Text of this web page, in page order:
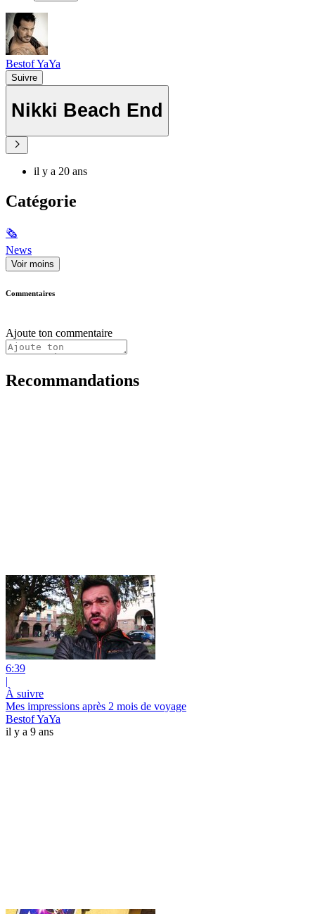
Bestof YaYa
Suivre
Nikki Beach End
il y a 20 ans
Catégorie
🗞
News
Voir moins
Commentaires
Ajoute ton commentaire
Recommandations
6:39
|
À suivre
Mes impressions après 2 mois de voyage
Bestof YaYa
il y a 9 ans